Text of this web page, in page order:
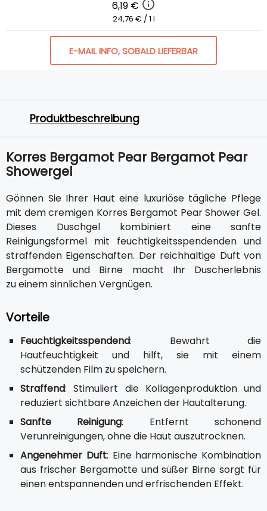
6,19 €
24,76 € / 1 l
E-MAIL INFO, SOBALD LIEFERBAR
Produktbeschreibung
Korres Bergamot Pear Bergamot Pear
Showergel
Gönnen Sie Ihrer Haut eine luxuriöse tägliche Pflege
mit dem cremigen Korres Bergamot Pear Shower Gel.
Dieses Duschgel kombiniert eine sanfte
Reinigungsformel mit feuchtigkeitsspendenden und
straffenden Eigenschaften. Der reichhaltige Duft von
Bergamotte und Birne macht Ihr Duscherlebnis
zu einem sinnlichen Vergnügen.
Vorteile
Feuchtigkeitsspendend: Bewahrt die
Hautfeuchtigkeit und hilft, sie mit einem
schützenden Film zu speichern.
Straffend: Stimuliert die Kollagenproduktion und
reduziert sichtbare Anzeichen der Hautalterung.
Sanfte Reinigung: Entfernt schonend
Verunreinigungen, ohne die Haut auszutrocknen.
Angenehmer Duft: Eine harmonische Kombination
aus frischer Bergamotte und süßer Birne sorgt für
einen entspannenden und erfrischenden Effekt.